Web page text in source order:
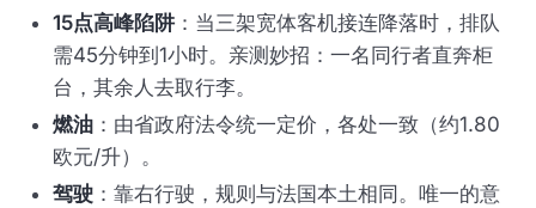
15点高峰陷阱：当三架宽体客机接连降落时，排队
需45分钟到1小时。亲测妙招：一名同行者直奔柜
台，其余人去取行李。
燃油 ：由省政府法令统一定价，各处一致（约1.80
欧元/升）。
驾驶 ：靠右行驶，规则与法国本土相同。唯一的意